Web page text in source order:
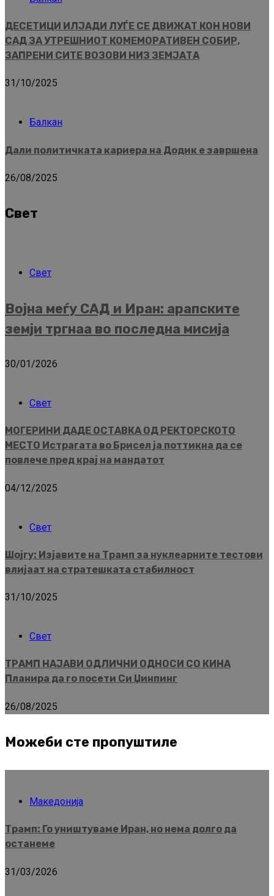
ДЕСЕТИЦИ ИЛЈАДИ ЛУЃЕ СЕ ДВИЖАТ КОН НОВИ
САД ЗА УТРЕШНИОТ КОМЕМОРАТИВЕН СОБИР,
ЗАПРЕНИ СИТЕ ВОЗОВИ НИЗ ЗЕМЈАТА
31/10/2025
Балкан
Дали политичката кариера на Додик е завршена
26/08/2025
Свет
Свет
Војна меѓу САД и Иран: арапските
земји тргнаа во последна мисија
30/01/2026
Свет
МОГЕРИНИ ДАДЕ ОСТАВКА ОД РЕКТОРСКОТО
МЕСТО Истрагата во Брисел ја поттикна да се
повлече пред крај на мандатот
04/12/2025
Свет
Шојгу: Изјавите на Трамп за нуклеарните тестови
влијаат на стратешката стабилност
31/10/2025
Свет
ТРАМП НАЈАВИ ОДЛИЧНИ ОДНОСИ СО КИНА
Планира да го посети Си Џинпинг
26/08/2025
Можеби сте пропуштиле
Македонија
Трамп: Го уништуваме Иран, но нема долго да
останеме
31/03/2026